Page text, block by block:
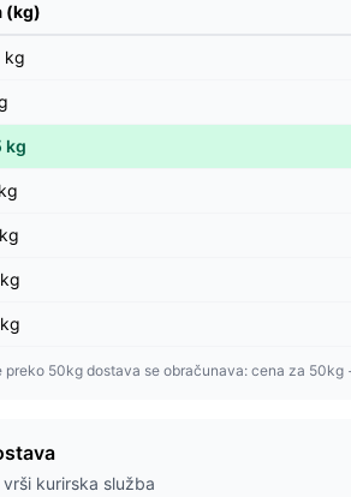
(kg)
kg
kg
kg
kg
kg
kg
preko 50kg dostava se obračunava: cena za
kurirska služba